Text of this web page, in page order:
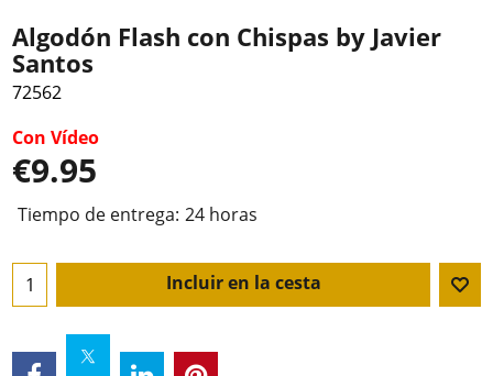
Algodón Flash con Chispas by Javier
Santos
72562
Con Vídeo
€9.95
Tiempo de entrega: 24 horas
Incluir en la cesta